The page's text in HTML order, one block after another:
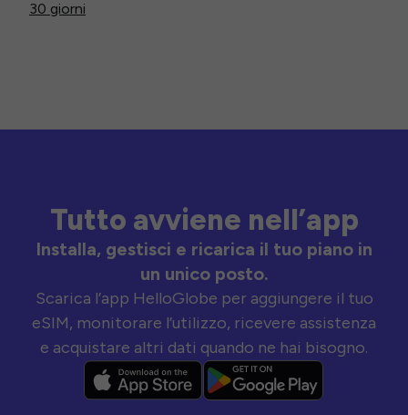
30 giorni
Tutto avviene nell’app
Installa, gestisci e ricarica il tuo piano in
un unico posto.
Scarica l’app HelloGlobe per aggiungere il tuo
eSIM, monitorare l’utilizzo, ricevere assistenza
e acquistare altri dati quando ne hai bisogno.